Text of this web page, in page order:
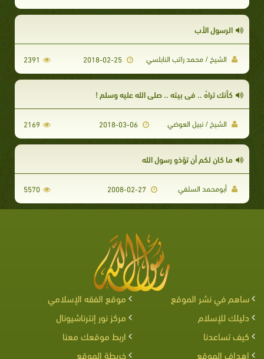
الرسول الأب
الشيخ / محمد راتب النابلسي 2391
كأنك تراهُ .. في بيته .. صلى الله عليه وسلم !
الشيخ / نبيل العوضي 2169
ما كان لكم أن تؤذو رسول الله
أبومحمد السلفي 5570
ساهم في نشر الموقع
موقع الفقه الإسلامي
دليلك للإسلام
مركز نور إنترناشيونال
كيف تساعدنا
اربط موقعك معنا
اهداف الموقع
خريطة الموقع